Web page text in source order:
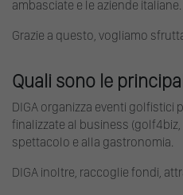
ambasciate e le aziende italiane.
Grazie a questo, vogliamo
Quali sono le
DIGA organizza eventi golfistici
finalizzate al business
spettacolo e alla gastronomia.
DIGA inoltre, raccoglie fondi,